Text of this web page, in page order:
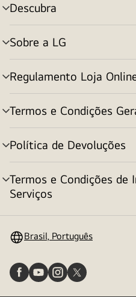
Descubra
alternar
menu
Sobre a LG
alternar
menu
Regulamento Loja
alternar
menu
Termos e Condições
alternar
menu
Política de Devoluções
alternar
menu
Termos e Condições de
Serviços
alternar
Brasil, Português